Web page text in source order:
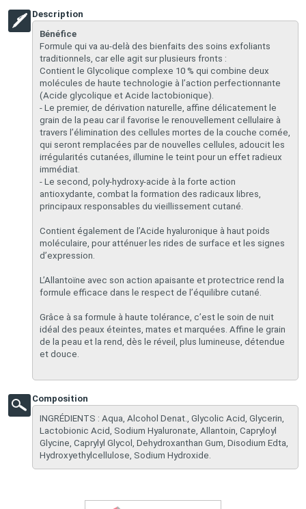
Description
Bénéfice
​Formule qui va au-delà des bienfaits des soins exfoliants
traditionnels, car elle agit sur plusieurs fronts :
Contient le Glycolique complexe 10 % qui combine deux
molécules de haute technologie à l’action perfectionnante
(Acide glycolique et Acide lactobionique).
- Le premier, de dérivation naturelle, affine délicatement le
grain de la peau car il favorise le renouvellement cellulaire à
travers l’élimination des cellules mortes de la couche cornée,
qui seront remplacées par de nouvelles cellules, adoucit les
irrégularités cutanées, illumine le teint pour un effet radieux
immédiat.
- Le second, poly-hydroxy-acide à la forte action
antioxydante, combat la formation des radicaux libres,
principaux responsables du vieillissement cutané.
Contient également de l’Acide hyaluronique à haut poids
moléculaire, pour atténuer les rides de surface et les signes
d’expression.
L’Allantoïne avec son action apaisante et protectrice rend la
formule efficace dans le respect de l’équilibre cutané.
Grâce à sa formule à haute tolérance, c’est le soin de nuit
idéal des peaux éteintes, mates et marquées. Affine le grain
de la peau et la rend, dès le réveil, plus lumineuse, détendue
et douce.
Composition
​INGRÉDIENTS : Aqua, Alcohol Denat., Glycolic Acid, Glycerin,
Lactobionic Acid, Sodium Hyaluronate, Allantoin, Capryloyl
Glycine, Caprylyl Glycol, Dehydroxanthan Gum, Disodium Edta,
Hydroxyethylcellulose, Sodium Hydroxide.